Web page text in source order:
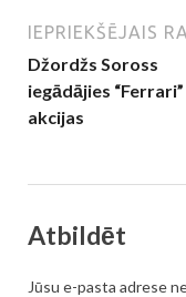
IEPRIEKŠĒJAIS
Džordžs Soross
iegādājies “Ferrari”
akcijas
Atbildēt
Jūsu e-pasta adrese